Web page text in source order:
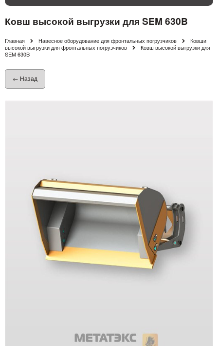
Ковш высокой выгрузки для SEM 630B
Главная Навесное оборудование для фронтальных погрузчиков
Ковши
высокой выгрузки для фронтальных погрузчиков
Ковш высокой выгрузки для
SEM 630B
← Назад